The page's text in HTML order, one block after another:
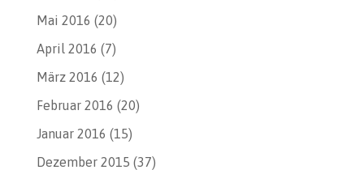
Mai 2016 (20)
April 2016 (7)
März 2016 (12)
Februar 2016 (20)
Januar 2016 (15)
Dezember 2015 (37)